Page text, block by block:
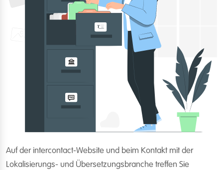
Auf der intercontact-Website und beim Kontakt mit der
Lokalisierungs- und Übersetzungsbranche treffen Sie